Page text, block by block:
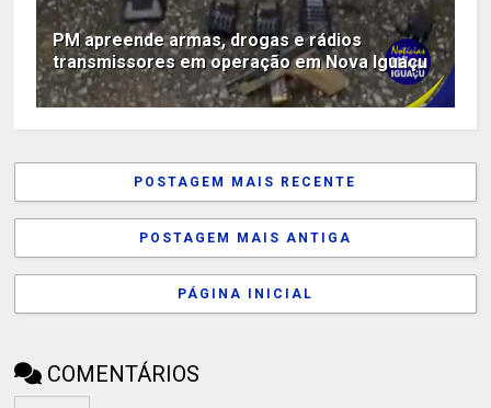
PM apreende armas, drogas e rádios
transmissores em operação em Nova Iguaçu
POSTAGEM MAIS RECENTE
POSTAGEM MAIS ANTIGA
PÁGINA INICIAL
COMENTÁRIOS